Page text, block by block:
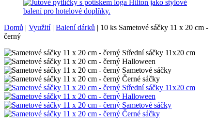
Domů | Využití| Balení dárků | 10 ks Sametové sáčky 11 x 20 cm -
černý